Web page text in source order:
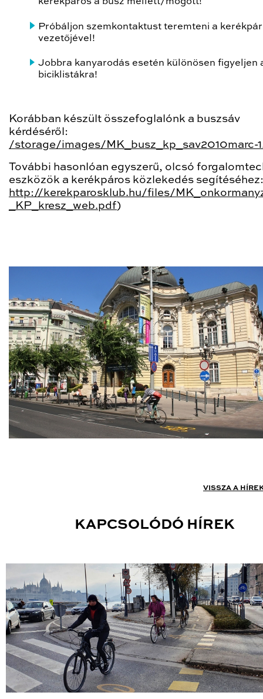
Próbáljon szemkontaktust teremteni a kerékpár
vezetőjével!
Jobbra kanyarodás esetén különösen figyeljen
biciklistákra!
Korábban készült összefoglalónk a buszsáv
kérdéséről:
/storage/images/MK_busz_kp_sav2010marc-
További hasonlóan egyszerű, olcsó
eszközök a kerékpáros közlekedés
http://kerekparosklub.hu/files/
_KP_kresz_web.pdf)
VISSZA A
KAPCSOLÓDÓ HÍREK